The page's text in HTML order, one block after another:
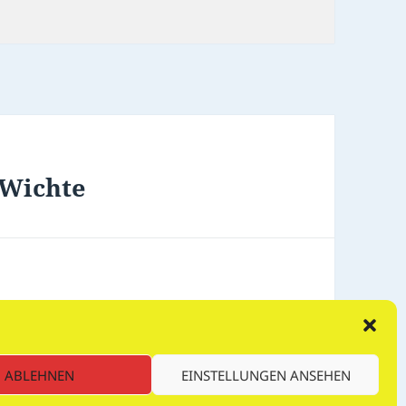
ABLEHNEN EINSTELLUNGEN ANSEHEN